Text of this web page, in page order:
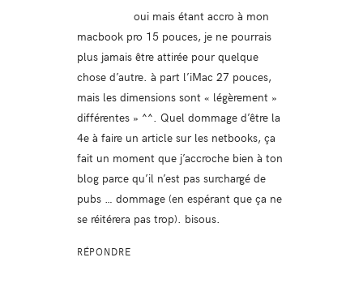
oui mais étant accro à mon
macbook pro 15 pouces, je ne pourrais
plus jamais être attirée pour quelque
chose d’autre. à part l’iMac 27 pouces,
mais les dimensions sont « légèrement »
différentes » ^^. Quel dommage d’être la
4e à faire un article sur les netbooks, ça
fait un moment que j’accroche bien à ton
blog parce qu’il n’est pas surchargé de
pubs … dommage (en espérant que ça ne
se réitérera pas trop). bisous.
RÉPONDRE